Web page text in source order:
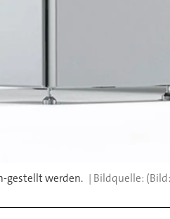
gestellt werden.